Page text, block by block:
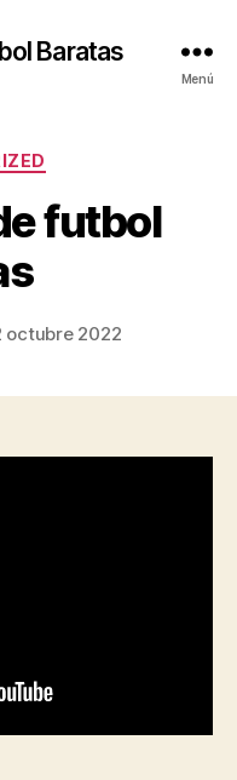
Baratas
Menú
futbol
octubre 2022